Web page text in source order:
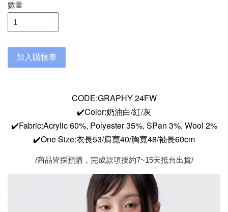
數量
加入購物車
CODE:GRAPHY 24FW
✔️Color:奶油白/紅/灰
✔️Fabric:Acrylic 60%, Polyester 35%, SPan 3%, Wool 2%
✔️One Size:衣長53/肩寬40/胸寬48/袖長60cm
/商品皆採預購，完成款項後約7~15天抵台出貨/